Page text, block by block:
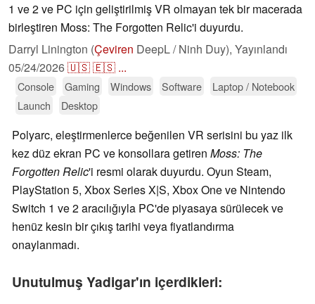
1 ve 2 ve PC için geliştirilmiş VR olmayan tek bir macerada
birleştiren Moss: The Forgotten Relic'i duyurdu.
Darryl Linington (Çeviren DeepL / Ninh Duy), Yayınlandı
05/24/2026🇺🇸🇪🇸 ...
Console Gaming Windows Software
Laptop / Notebook
Launch
Desktop
Polyarc, eleştirmenlerce beğenilen VR serisini bu yaz ilk
kez düz ekran PC ve konsollara getiren Moss: The
Forgotten Relic'i resmi olarak duyurdu. Oyun Steam,
PlayStation 5, Xbox Series X|S, Xbox One ve Nintendo
Switch 1 ve 2 aracılığıyla PC'de piyasaya sürülecek ve
henüz kesin bir çıkış tarihi veya fiyatlandırma
onaylanmadı.
Unutulmuş Yadigar'ın içerdikleri: